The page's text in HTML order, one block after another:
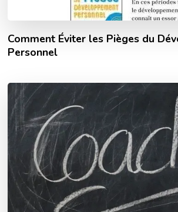
Comment Éviter les Pièges du
Personnel